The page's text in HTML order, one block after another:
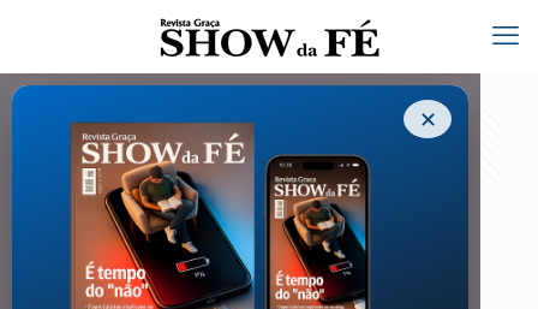
✕
Capa | Evangelização
25/09/2023